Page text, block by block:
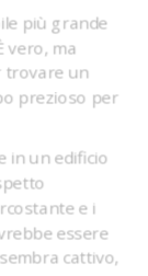
più grande
vero, ma
trovare un
prezioso per
in un edificio
e i
essere
cattivo,